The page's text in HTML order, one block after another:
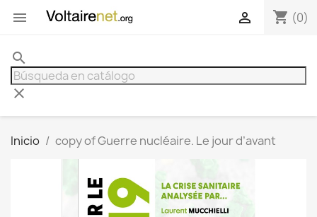
 shopping_cart (0)

search
clear
Inicio copy of Guerre nucléaire. Le jour d’avant